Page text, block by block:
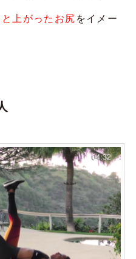
上がったお尻 をイメー